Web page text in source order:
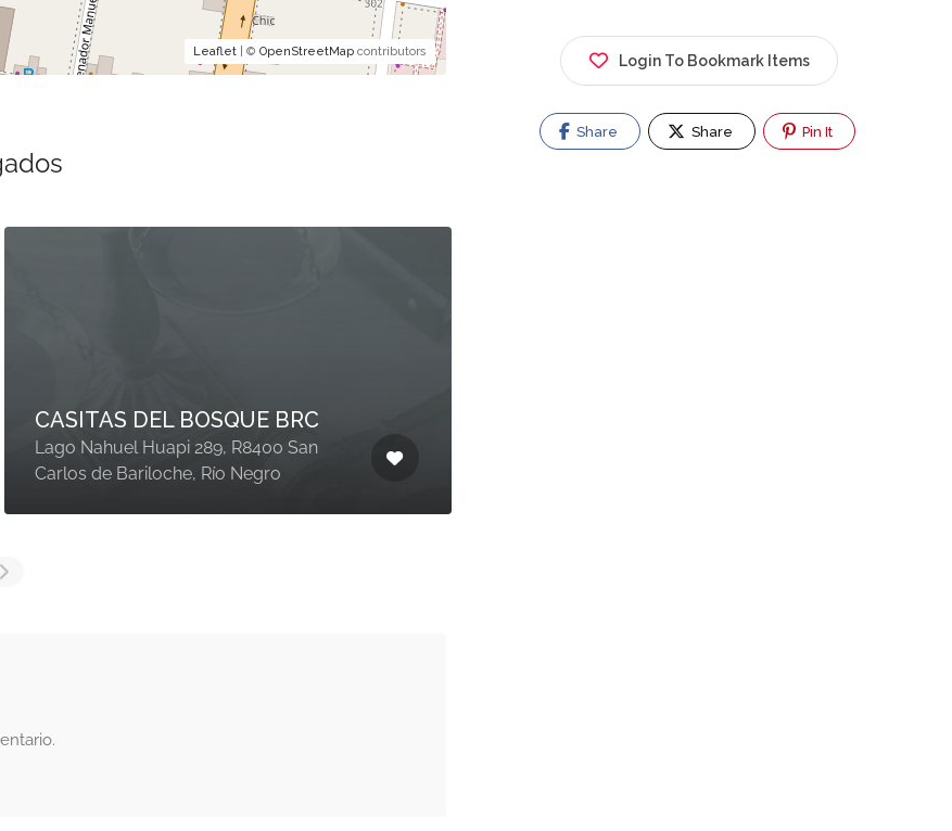
Leaflet | ©OpenStreetMap contributors
CASITAS DEL BOSQUE BRC
Lago Nahuel Huapi 289, R8400 San
Carlos de Bariloche, Río Negro
Login To Bookmark Items
Share Share Pin It